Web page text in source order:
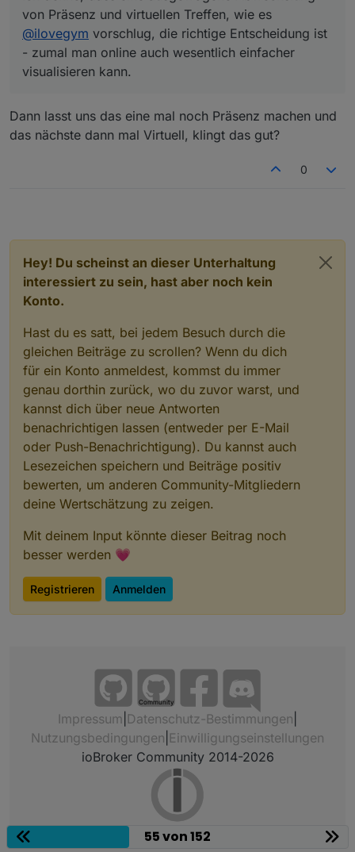
).
Abwechslung von Präsenz und virtuellen
Treffen, wie es
@ ilovegym
vorschlug, die
richtige Entscheidung ist - zumal man online
auch wesentlich einfacher visualisieren kann.
von Präsenz und virtuellen Treffen, wie es
@ilovegym vorschlug, die richtige Entscheidung ist
- zumal man online auch wesentlich einfacher
visualisieren kann.
Dann lasst uns das eine mal noch Präsenz machen und
das nächste dann mal Virtuell, klingt das gut?
0
Hey! Du scheinst an dieser Unterhaltung
interessiert zu sein, hast aber noch kein
Konto.
Hast du es satt, bei jedem Besuch durch die
gleichen Beiträge zu scrollen? Wenn du dich
für ein Konto anmeldest, kommst du immer
genau dorthin zurück, wo du zuvor warst, und
kannst dich über neue Antworten
benachrichtigen lassen (entweder per E-Mail
oder Push-Benachrichtigung). Du kannst auch
Lesezeichen speichern und Beiträge positiv
bewerten, um anderen Community-Mitgliedern
deine Wertschätzung zu zeigen.
Mit deinem Input könnte dieser Beitrag noch
besser werden 💗
Registrieren Anmelden
Community
Impressum Datenschutz-Bestimmungen
Nutzungsbedingungen Einwilligungseinstellungen
ioBroker Community 2014-2026
55 von 152